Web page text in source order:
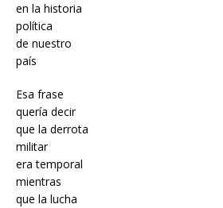
en la historia
política
de nuestro
país
Esa frase
quería decir
que la derrota
militar
era temporal
mientras
que la lucha